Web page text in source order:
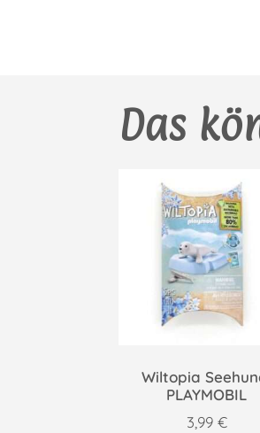
Das
Wiltopia
PLAYMOBIL
3,99 €